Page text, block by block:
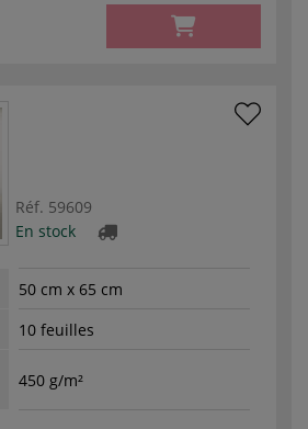
Réf. 59609
En stock
50 cm x 65 cm
10 feuilles
450 g/m²